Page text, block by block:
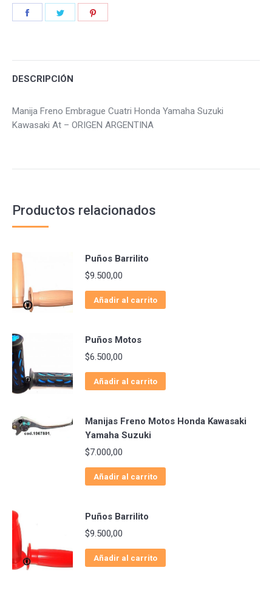
DESCRIPCIÓN
Manija Freno Embrague Cuatri Honda Yamaha Suzuki
Kawasaki At – ORIGEN ARGENTINA
Productos relacionados
Puños Barrilito
$9.500,00
Añadir al carrito
Puños Motos
$6.500,00
Añadir al carrito
Manijas Freno Motos Honda Kawasaki
Yamaha Suzuki
$7.000,00
Añadir al carrito
Puños Barrilito
$9.500,00
Añadir al carrito